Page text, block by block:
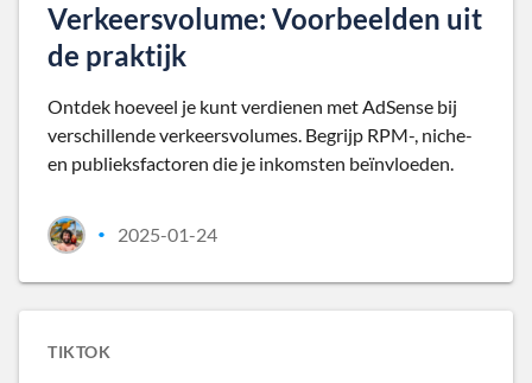
Verkeersvolume: Voorbeelden uit
de praktijk
Ontdek hoeveel je kunt verdienen met AdSense bij
verschillende verkeersvolumes. Begrijp RPM-, niche-
en publieksfactoren die je inkomsten beïnvloeden.
• 2025-01-24
TIKTOK